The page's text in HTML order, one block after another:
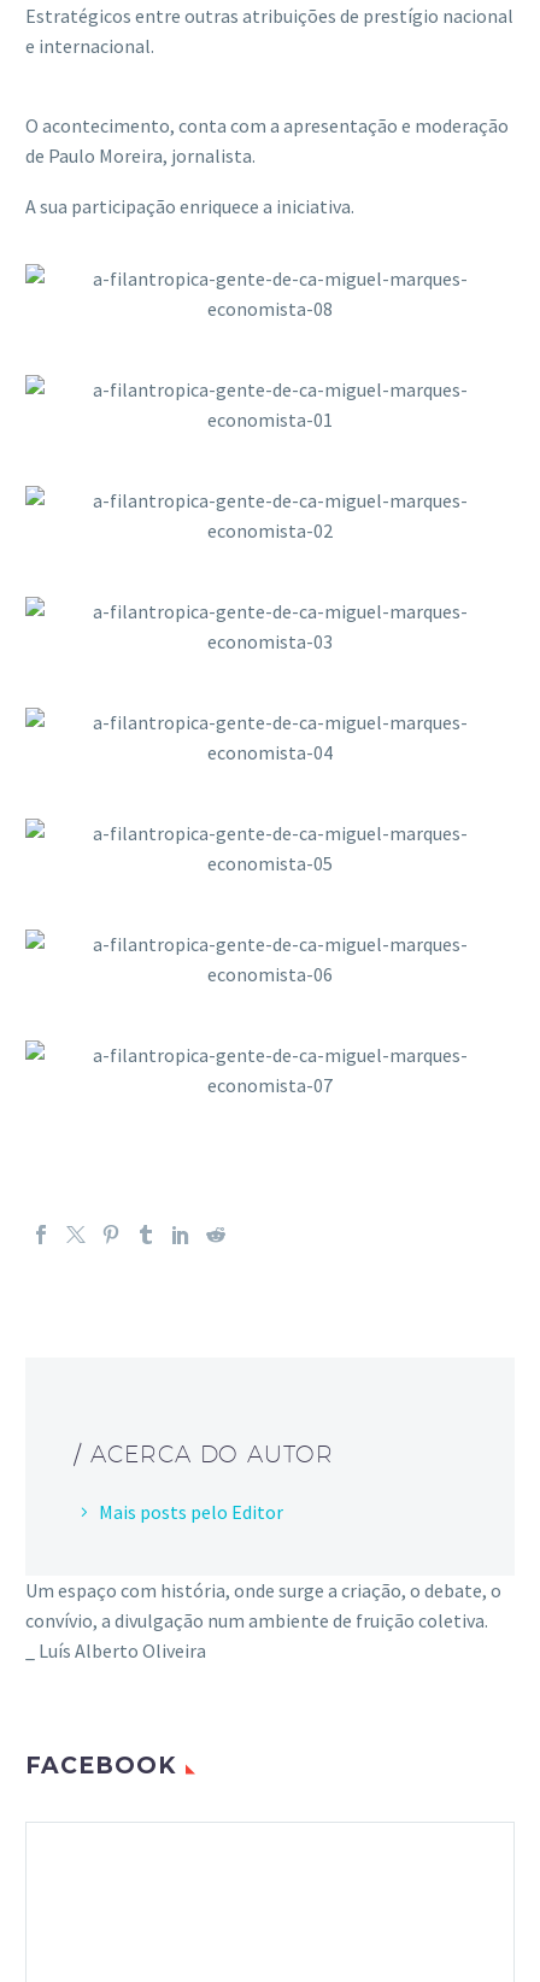
Estratégicos entre outras atribuições de prestígio nacional
e internacional.
O acontecimento, conta com a apresentação e moderação
de Paulo Moreira, jornalista.
A sua participação enriquece a iniciativa.
/ ACERCA DO AUTOR
Mais posts pelo Editor
Um espaço com história, onde surge a criação, o debate, o
convívio, a divulgação num ambiente de fruição coletiva.
_ Luís Alberto Oliveira
FACEBOOK